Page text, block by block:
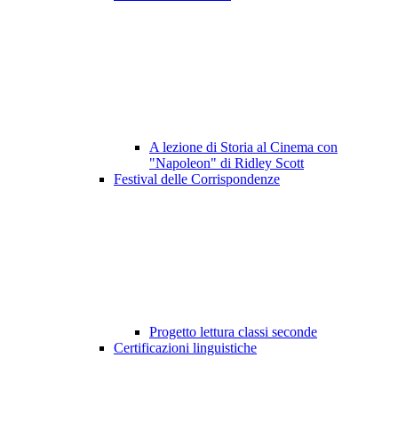
A lezione di Storia al Cinema con
"Napoleon" di Ridley Scott
Festival delle Corrispondenze
Progetto lettura classi seconde
Certificazioni linguistiche